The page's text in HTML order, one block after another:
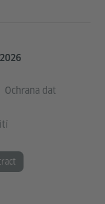
Ochrana dat